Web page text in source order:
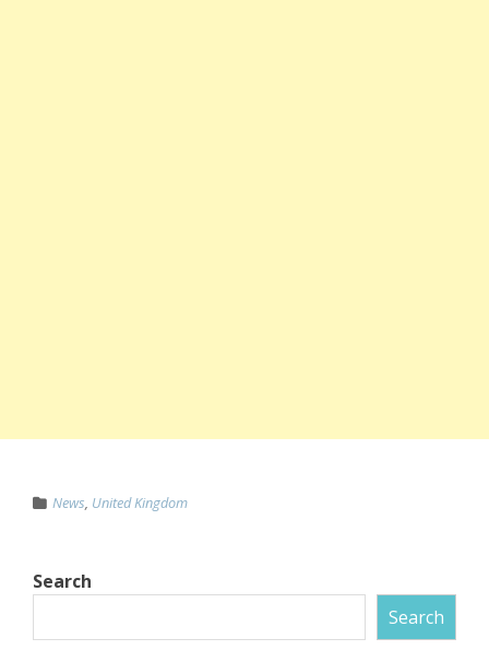
News, United Kingdom
Search
Search